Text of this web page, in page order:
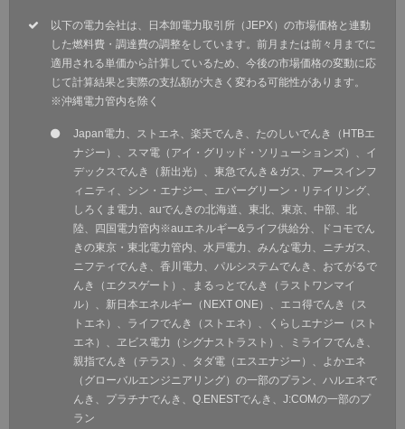
以下の電力会社は、日本卸電力取引所（JEPX）の市場価格と連動
した燃料費・調達費の調整をしています。前月または前々月までに
適用される単価から計算しているため、今後の市場価格の変動に応
じて計算結果と実際の支払額が大きく変わる可能性があります。
※沖縄電力管内を除く
Japan電力、ストエネ、楽天でんき、たのしいでんき（HTBエ
ナジー）、スマ電（アイ・グリッド・ソリューションズ）、イ
デックスでんき（新出光）、東急でんき＆ガス、アースインフ
ィニティ、シン・エナジー、エバーグリーン・リテイリング、
しろくま電力、auでんきの北海道、東北、東京、中部、北
陸、四国電力管内※auエネルギー&ライフ供給分、ドコモでん
きの東京・東北電力管内、水戸電力、みんな電力、ニチガス、
ニフティでんき、香川電力、パルシステムでんき、おてがるで
んき（エクスゲート）、まるっとでんき（ラストワンマイ
ル）、新日本エネルギー（NEXT ONE）、エコ得でんき（ス
トエネ）、ライフでんき（ストエネ）、くらしエナジー（スト
エネ）、ヱビス電力（シグナストラスト）、ミライフでんき、
親指でんき（テラス）、タダ電（エスエナジー）、よかエネ
（グローバルエンジニアリング）の一部のプラン、ハルエネで
んき、プラチナでんき、Q.ENESTでんき、J:COMの一部のプ
ラン